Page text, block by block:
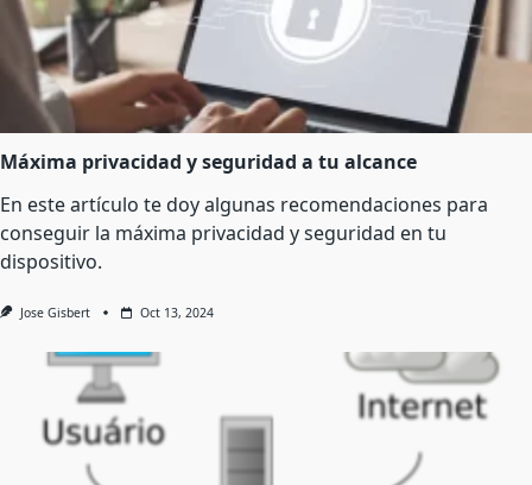
Máxima privacidad y seguridad a tu alcance
En este artículo te doy algunas recomendaciones para
conseguir la máxima privacidad y seguridad en tu
dispositivo.
Jose Gisbert Oct 13, 2024